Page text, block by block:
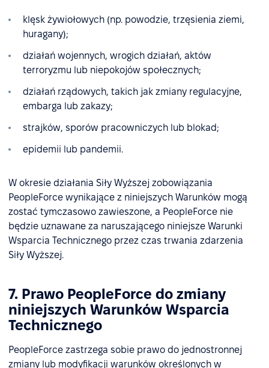
klęsk żywiołowych (np. powodzie, trzęsienia ziemi,
huragany);
działań wojennych, wrogich działań, aktów
terroryzmu lub niepokojów społecznych;
działań rządowych, takich jak zmiany regulacyjne,
embarga lub zakazy;
strajków, sporów pracowniczych lub blokad;
epidemii lub pandemii.
W okresie działania Siły Wyższej zobowiązania
PeopleForce wynikające z niniejszych Warunków mogą
zostać tymczasowo zawieszone, a PeopleForce nie
będzie uznawane za naruszającego niniejsze Warunki
Wsparcia Technicznego przez czas trwania zdarzenia
Siły Wyższej.
7. Prawo PeopleForce do zmiany
niniejszych Warunków Wsparcia
Technicznego
PeopleForce zastrzega sobie prawo do jednostronnej
zmiany lub modyfikacji warunków określonych w